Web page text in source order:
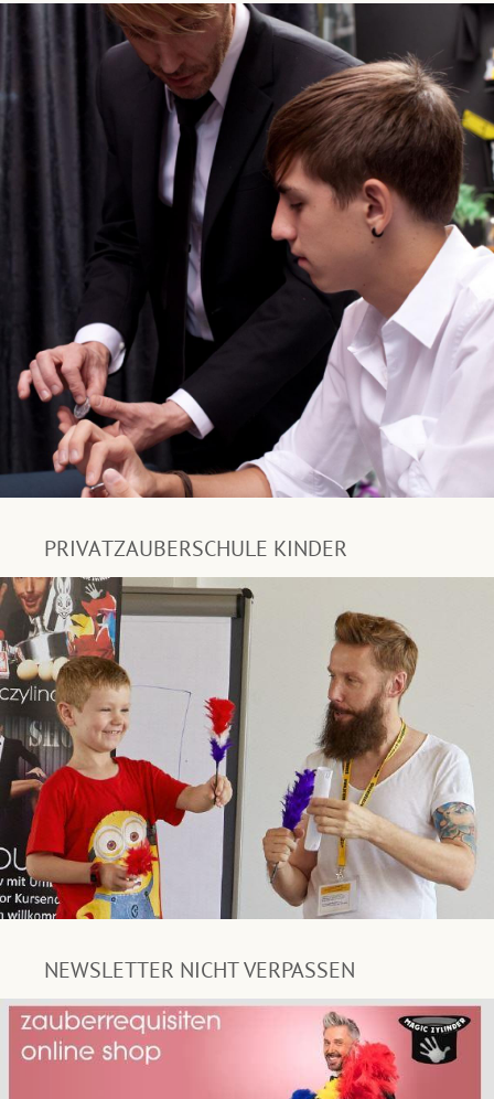
PRIVATZAUBERSCHULE KINDER
NEWSLETTER NICHT VERPASSEN